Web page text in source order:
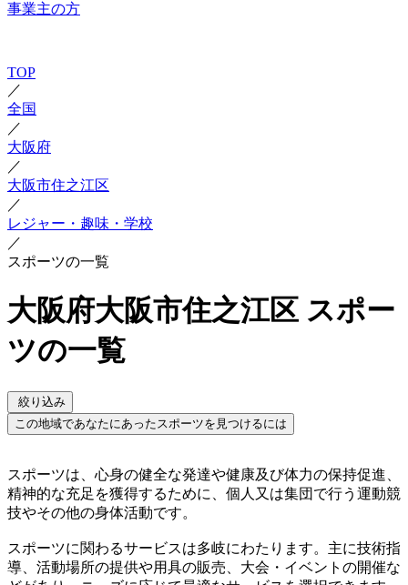
事業主の方
TOP
／
全国
／
大阪府
／
大阪市住之江区
／
レジャー・趣味・学校
／
スポーツの一覧
大阪府大阪市住之江区 スポー
ツの一覧
絞り込み
この地域であなたにあったスポーツを見つけるには
スポーツは、心身の健全な発達や健康及び体力の保持促進、
精神的な充足を獲得するために、個人又は集団で行う運動競
技やその他の身体活動です。
スポーツに関わるサービスは多岐にわたります。主に技術指
導、活動場所の提供や用具の販売、大会・イベントの開催な